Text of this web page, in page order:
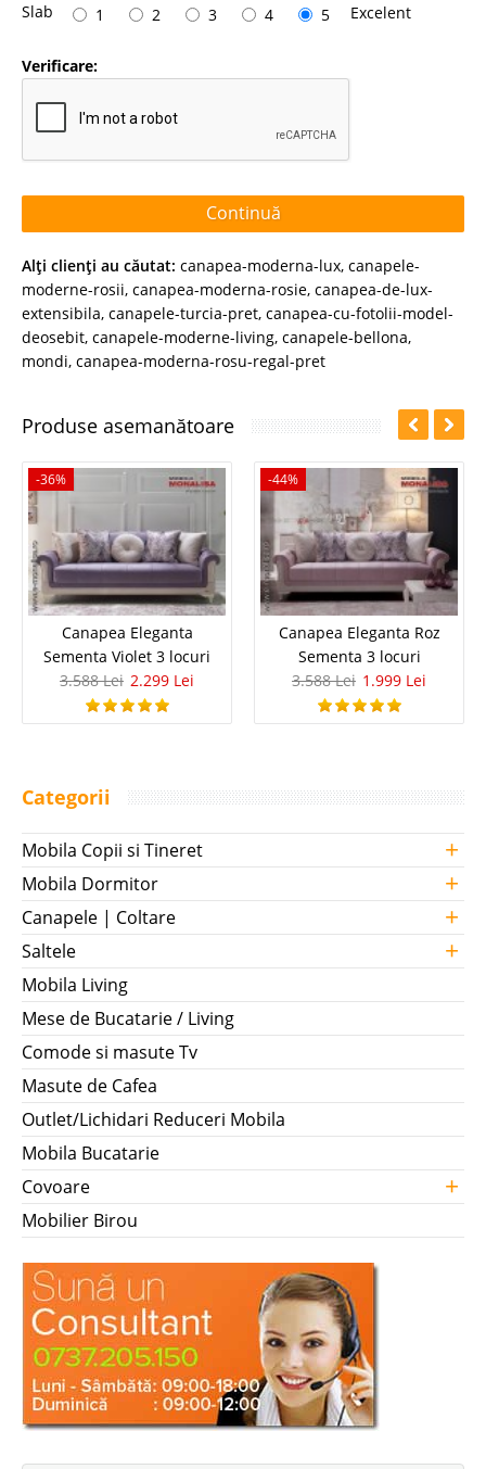
Slab
1 2 3 4 5 Excelent
Verificare:
Continuă
Alţi clienţi au căutat: canapea-moderna-lux, canapele-
moderne-rosii, canapea-moderna-rosie, canapea-de-lux-
extensibila, canapele-turcia-pret, canapea-cu-fotolii-model-
deosebit, canapele-moderne-living, canapele-bellona,
mondi, canapea-moderna-rosu-regal-pret
Produse asemanătoare
-36%
Canapea Eleganta
Sementa Violet 3 locuri
3.588 Lei 2.299 Lei
-44%
Canapea Eleganta Roz
Sementa 3 locuri
3.588 Lei 1.999 Lei
Categorii
Mobila Copii si Tineret +
Mobila Dormitor +
Canapele | Coltare +
Saltele +
Mobila Living
Mese de Bucatarie / Living
Comode si masute Tv
Masute de Cafea
Outlet/Lichidari Reduceri Mobila
Mobila Bucatarie
Covoare
+
Mobilier Birou